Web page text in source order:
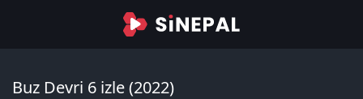
Buz Devri 6 izle (2022)